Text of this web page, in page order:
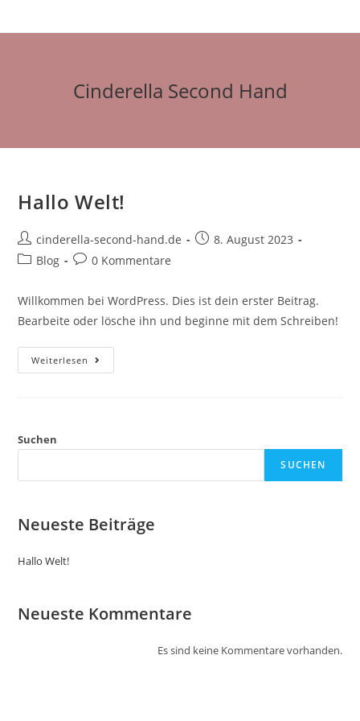
Inhalt
Cinderella Second Hand
Hallo Welt!
Beitrags-
Autor:
cinderella-second-hand.de
Beitrag8. August 2023
Beitrags-
Blog
Beitrags-
0 Kommentare
Willkommen bei WordPress. Dies ist dein erster Beitrag.
Bearbeite oder lösche ihn und beginne mit dem Schreiben!
Weiterlesen Hallo
Welt!
Suchen
SUCHEN
Neueste Beiträge
Hallo Welt!
Neueste Kommentare
Es sind keine Kommentare vorhanden.